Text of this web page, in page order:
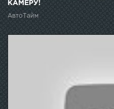
КАМЕРУ!
АвтоТайм